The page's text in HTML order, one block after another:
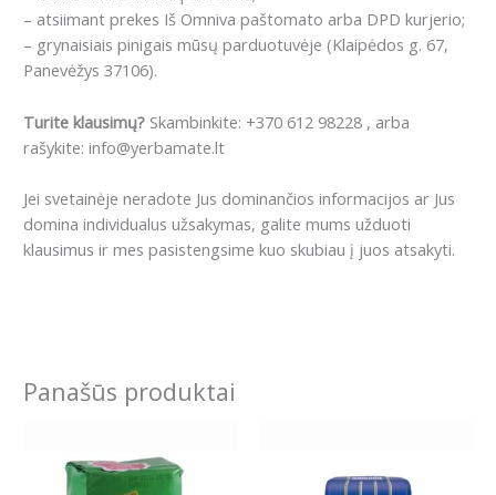
– atsiimant prekes Iš Omniva paštomato arba DPD kurjerio;
– grynaisiais pinigais mūsų parduotuvėje (Klaipėdos g. 67,
Panevėžys 37106).
Turite klausimų? Skambinkite: +370 612 98228 , arba
rašykite: info@yerbamate.lt
Jei svetainėje neradote Jus dominančios informacijos ar Jus
domina individualus užsakymas, galite mums užduoti
klausimus ir mes pasistengsime kuo skubiau į juos atsakyti.
Panašūs produktai
has